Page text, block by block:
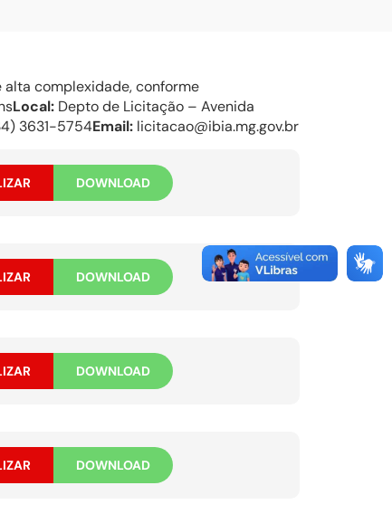
alta complexidade, conforme
Local: Depto de Licitação – Avenida
3631-5754Email: licitacao@ibia.mg.gov.br
DOWNLOAD
DOWNLOAD
DOWNLOAD
DOWNLOAD